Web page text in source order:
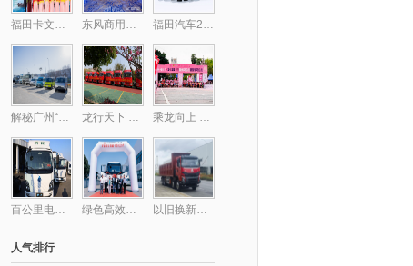
福田卡文乐福中山上市，智慧绿流打通珠三角新格局 东风商用车携龙擎3.0动力链强势亮相2025化工物流安全环保发展论坛 福田汽车2025年一季度新能源销量同比大增174.2%，持续领跑新能源市场
解秘广州“钻石型”顶层物流网络的最后一块拼图——广州东部公铁联运枢纽 龙行天下 以客为先丨龙擎动力爆单130台！助力钢铁物流提质增效 乘龙向上 共赴星海，乘龙跑团2025柳州马拉松激情开跑
百公里电耗低至31度，乘龙L2V新能源轻卡助卡友钱程似锦 绿色高效双驱动！德铁信可在华部署首批醇氢重卡 以旧换新至高补贴17万！乘龙H7纯电自卸换购正当时
人气排行